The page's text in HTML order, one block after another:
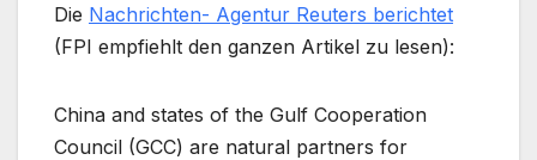
Die Nachrichten- Agentur Reuters berichtet
(FPI empfiehlt den ganzen Artikel zu lesen):
China and states of the Gulf Cooperation
Council (GCC) are natural partners for